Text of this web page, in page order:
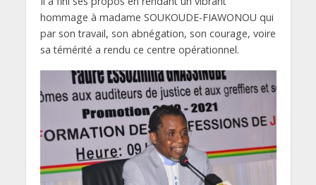
hommage à madame SOUKOUDE-FIAWONOU qui
par son travail, son abnégation, son courage, voire
sa témérité a rendu ce centre opérationnel.